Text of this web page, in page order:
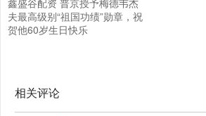
夫最高级别“祖国功绩”勋章，祝
贺他60岁生日快乐
相关评论